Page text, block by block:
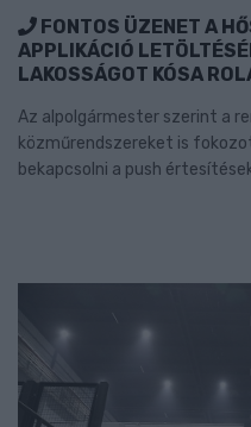
FONTOS ÜZENET A
APPLIKÁCIÓ
LAKOSSÁGOT KÓSA
Az alpolgármester szerint a
közműrendszereket is
bekapcsolni a push